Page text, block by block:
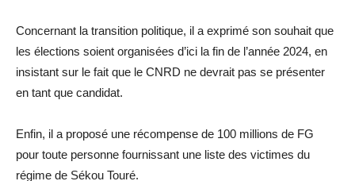
Concernant la transition politique, il a exprimé son souhait que
les élections soient organisées d’ici la fin de l’année 2024, en
insistant sur le fait que le CNRD ne devrait pas se présenter
en tant que candidat.
Enfin, il a proposé une récompense de 100 millions de FG
pour toute personne fournissant une liste des victimes du
régime de Sékou Touré.